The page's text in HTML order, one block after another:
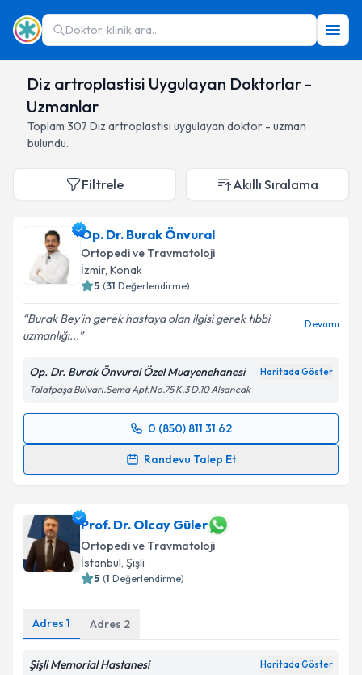
Doktor, klinik ara...
Diz artroplastisi Uygulayan Doktorlar -
Uzmanlar
Toplam 307 Diz artroplastisi uygulayan doktor - uzman
bulundu.
Filtrele Akıllı Sıralama
Op. Dr. Burak Önvural
Ortopedi ve Travmatoloji
İzmir, Konak
5 (31 Değerlendirme)
Burak Bey'in gerek hastaya olan ilgisi gerek tıbbi
uzmanlığı...
Devamı
Op. Dr. Burak Önvural Özel Muayenehanesi Haritada Göster
Talatpaşa Bulvarı.Sema Apt.No.75 K.3 D.10 Alsancak
0 (850) 811 31 62
Randevu Talep Et
Randevu Takvimi Talebi
takvim hazırlandığında e-posta ile bilgilendireceğiz.
E-posta Adresiniz
Kişisel verilerimin işlenmesine ilişkin
kapsamda işlenmesini kabul ediyorum.
Prof. Dr. Olcay Güler
Ortopedi ve Travmatoloji
İstanbul, Şişli
5 (1 Değerlendirme)
Adres 1 Adres 2
Şişli Memorial Hastanesi Haritada Göster